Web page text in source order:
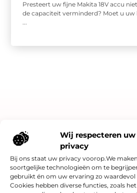
Wij respecteren uw
privacy
Bij ons staat uw privacy voorop.We
soortgelijke technologieën om te
gebruikt én om uw ervaring zo
Cookies hebben diverse functies, zoals
Presteert uw fijne Makita 18V accu
de capaciteit verminderd? Moet u uw
...
Onze informatie